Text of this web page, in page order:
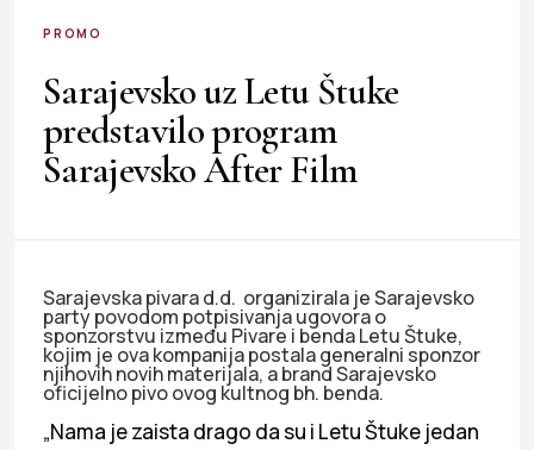
PROMO
Sarajevsko uz Letu Štuke
predstavilo program
Sarajevsko After Film
Sarajevska pivara d.d. organizirala je Sarajevsko
party povodom potpisivanja ugovora o
sponzorstvu između Pivare i benda Letu Štuke,
kojim je ova kompanija postala generalni sponzor
njihovih novih materijala, a brand Sarajevsko
oficijelno pivo ovog kultnog bh. benda.
„Nama je zaista drago da su i Letu Štuke jedan